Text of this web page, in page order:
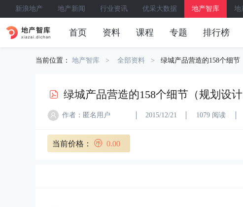
新浪地产 地产新闻 行业资讯 优采大数据 地产智库 地
首页 资料 课程 专题 排行榜
当前位置： 地产智库 全部资料 绿城产品营造的158个细
绿城产品营造的158个细节（规划设
作者：匿名用户 2015/12/21 1079 阅读
当前价格： 0.00